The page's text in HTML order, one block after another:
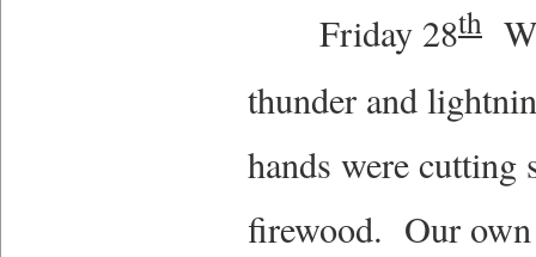
Friday 28th
thunder and
hands were
firewood. Our own